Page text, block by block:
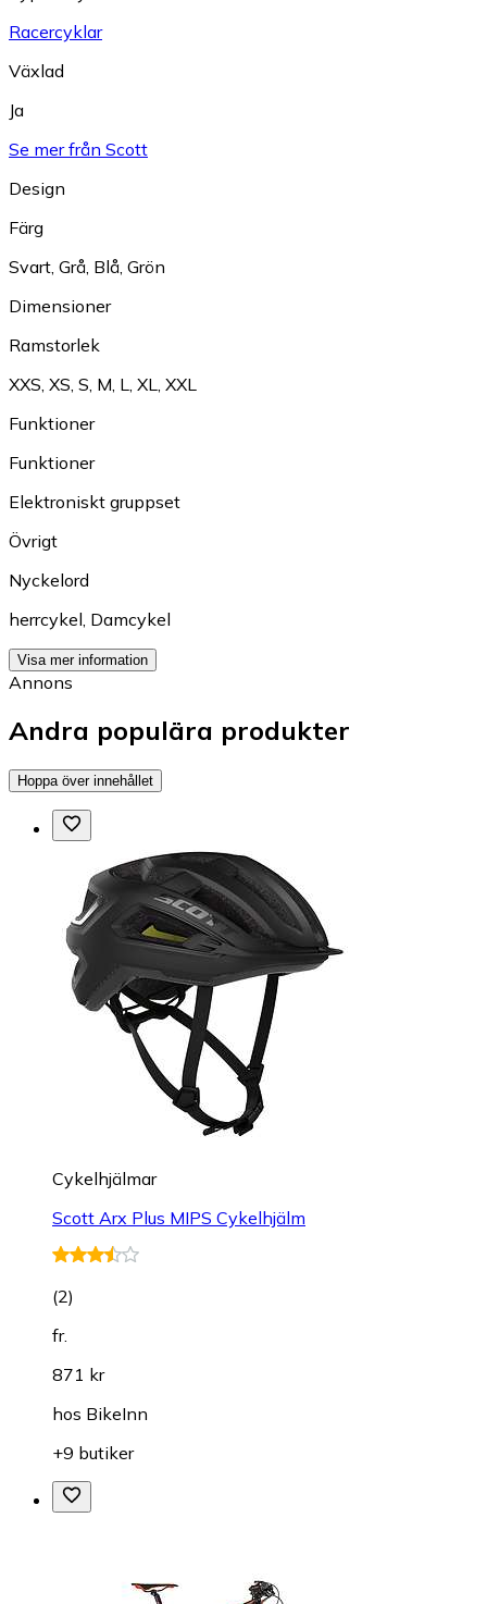
Racercyklar
Växlad
Ja
Se mer från Scott
Design
Färg
Svart Grå Blå Grön
Dimensioner
Ramstorlek
XXS XS S M L XL
XXL
Funktioner
Funktioner
Elektroniskt gruppset
Övrigt
Nyckelord
herrcykel Damcykel
Visa mer information
Annons
Andra populära produkter
Hoppa över innehållet
Cykelhjälmar
Scott Arx Plus MIPS Cykelhjälm
(2)
fr.
871 kr
hos BikeInn
+9 butiker